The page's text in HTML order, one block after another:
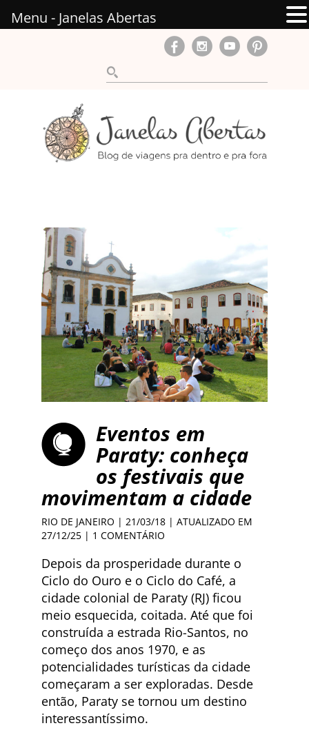
Eventos em
Paraty: conheça
os festivais que
movimentam a cidade
RIO DE JANEIRO | 21/03/18 | ATUALIZADO EM
27/12/25 | 1 COMENTÁRIO
Depois da prosperidade durante o
Ciclo do Ouro e o Ciclo do Café, a
cidade colonial de Paraty (RJ) ficou
meio esquecida, coitada. Até que foi
construída a estrada Rio-Santos, no
começo dos anos 1970, e as
potencialidades turísticas da cidade
começaram a ser exploradas. Desde
então, Paraty se tornou um destino
interessantíssimo.
Menu - Janelas Abertas